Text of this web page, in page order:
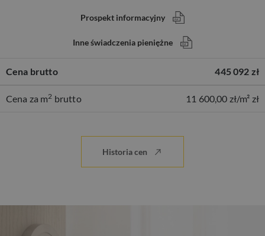
Prospekt informacyjny
Inne świadczenia pieniężne
Cena brutto 445 092 zł
Cena za m2 brutto 11 600,00 zł/m² zł
Historia cen